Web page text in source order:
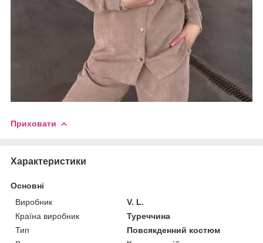
Приховати
Характеристики
Основні
Виробник
V. L.
Країна виробник
Туреччина
Тип
Повсякденний костюм